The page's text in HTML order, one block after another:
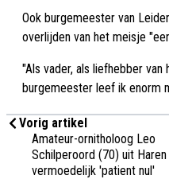
Ook burgemeester van
overlijden van het meisje
"Als vader, als liefhebber van
burgemeester leef ik enorm
Vorig artikel
Amateur-ornitholoog Leo
Schilperoord (70) uit Haren
vermoedelijk 'patient nul'